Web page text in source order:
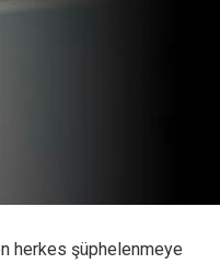
herkes şüphelenmeye